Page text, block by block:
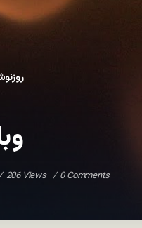
206 Views 0 Comments